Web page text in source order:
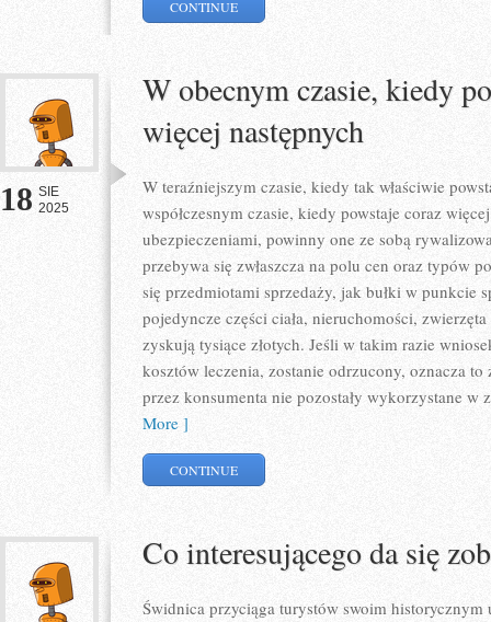
CONTINUE
18 SIE
2025
W obecnym czasie, kiedy
więcej następnych
W teraźniejszym czasie, kiedy tak właściwie
współczesnym czasie, kiedy powstaje coraz
ubezpieczeniami, powinny one ze sobą
przebywa się zwłaszcza na polu cen oraz typów
się przedmiotami sprzedaży, jak bułki w punkcie
pojedyncze części ciała, nieruchomości,
zyskują tysiące złotych. Jeśli w takim razie
kosztów leczenia, zostanie odrzucony, oznacza
przez konsumenta nie pozostały wykorzystane w
More ]
CONTINUE
Co interesującego da się
Świdnica przyciąga turystów swoim